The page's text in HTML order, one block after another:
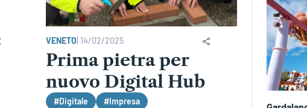
VENETO 14/02/2025
Prima pietra per
nuovo Digital Hub
#Digitale #Impresa